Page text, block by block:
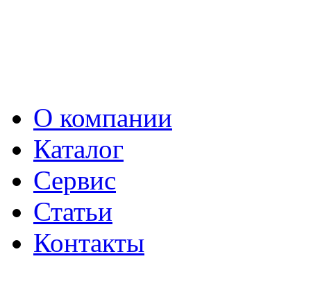
О компании
Каталог
Сервис
Статьи
Контакты